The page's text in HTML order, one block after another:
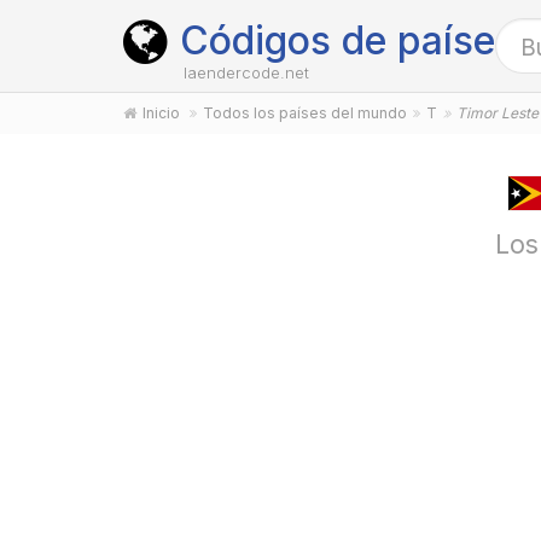
Códigos de países
laendercode.net
Inicio Todos los países del mundo T Timor Leste